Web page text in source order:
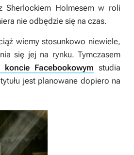
Sherlockiem Holmesem w roli
nie odbędzie się na czas.
wiemy stosunkowo niewiele,
się jej na rynku. Tymczasem
koncie Facebookowym studia
jest planowane dopiero na